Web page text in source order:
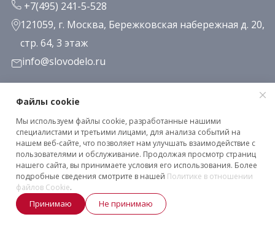
+7(495) 241-5-528
121059, г. Москва, Бережковская набережная д. 20,
стр. 64, 3 этаж
info@slovodelo.ru
Заказать звонок
Подписаться на рассылку
Клиентское соглашение
Политика конфиденциальности
2026 © «Словодело». Все права защищены
Файлы cookie
Мы используем файлы cookie, разработанные нашими
специалистами и третьими лицами, для анализа событий на
нашем веб-сайте, что позволяет нам улучшать взаимодействие с
пользователями и обслуживание. Продолжая просмотр страниц
нашего сайта, вы принимаете условия его использования. Более
подробные сведения смотрите в нашей Политике в отношении
файлов Cookie.
Принимаю Не принимаю